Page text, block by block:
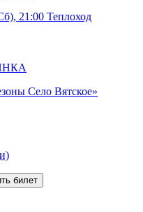
21:00 Теплоход
Село Вятское»